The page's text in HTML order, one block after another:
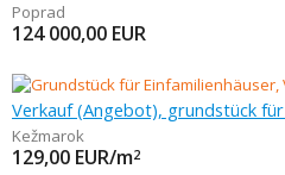
Poprad
124 000,00 EUR
Verkauf (Angebot), grundstück
Kežmarok
129,00 EUR/m2